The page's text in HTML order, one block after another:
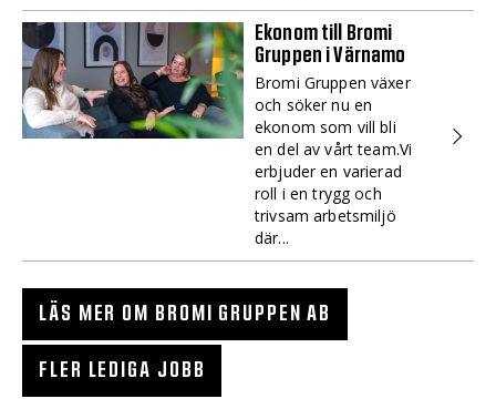
Ekonom till Bromi
Gruppen i Värnamo
Bromi Gruppen växer
och söker nu en
ekonom som vill bli
en del av vårt team.Vi
erbjuder en varierad
roll i en trygg och
trivsam arbetsmiljö
där...
LÄS MER OM BROMI GRUPPEN AB
FLER LEDIGA JOBB